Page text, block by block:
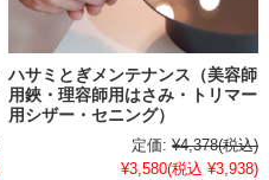
ハサミとぎメンテナンス（美容師
用鋏・理容師用はさみ・トリマー
用シザー・セニング）
定価: ¥4,378(税込)
¥3,580(税込 ¥3,938)